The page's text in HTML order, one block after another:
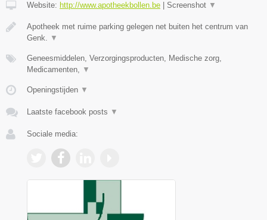
Website: http://www.apotheekbollen.be Screenshot ▼
Apotheek met ruime parking gelegen net buiten het centrum van
Genk. ▼
Geneesmiddelen, Verzorgingsproducten, Medische zorg,
Medicamenten, ▼
Openingstijden ▼
Laatste facebook posts ▼
Sociale media: